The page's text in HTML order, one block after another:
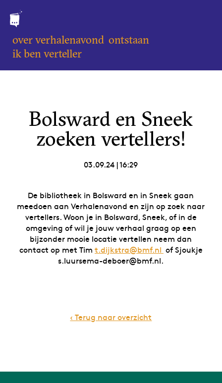
over verhalenavond ontstaan
ik ben verteller
Bolsward en Sneek
zoeken vertellers!
03.09.24 |16:29
De bibliotheek in Bolsward en in Sneek gaan
meedoen aan Verhalenavond en zijn op zoek naar
vertellers. Woon je in Bolsward, Sneek, of in de
omgeving of wil je jouw verhaal graag op een
bijzonder mooie locatie vertellen neem dan
contact op met Tim t.dijkstra@bmf.nl of Sjoukje
s.luursema-deboer@bmf.nl.
‹ Terug naar overzicht